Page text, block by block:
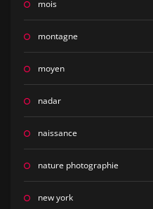
mois
montagne
moyen
nadar
naissance
nature photographie
new york